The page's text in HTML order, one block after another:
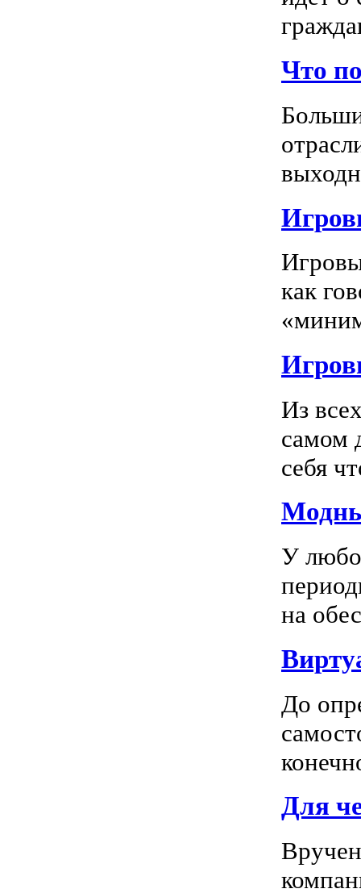
Что
как
Из
самом
себя
У
на
До
Для